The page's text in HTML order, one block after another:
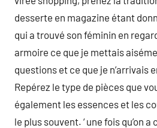
desserte en magazine étant
qui a trouvé son féminin en
armoire ce que je mettais
questions et ce que je n’arrivais
Repérez le type de pièces que
également les essences et les
le plus souvent. ‘ une fois qu’on